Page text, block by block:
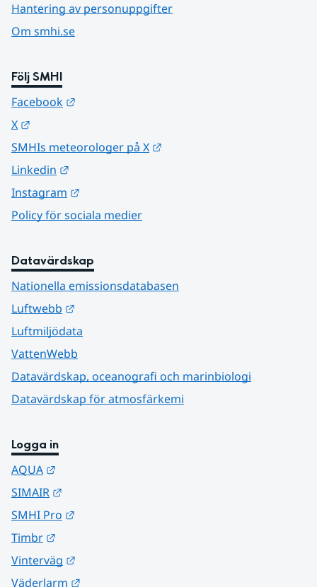
Hantering av personuppgifter
Om smhi.se
Följ SMHI
Facebook
X
SMHIs meteorologer på X
Linkedin
Instagram
Policy för sociala medier
Datavärdskap
Nationella emissionsdatabasen
Luftwebb
Luftmiljödata
VattenWebb
Datavärdskap, oceanografi och marinbiologi
Datavärdskap för atmosfärkemi
Logga in
AQUA
SIMAIR
SMHI Pro
Timbr
Vinterväg
Väderlarm